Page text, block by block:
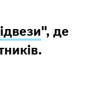
", де